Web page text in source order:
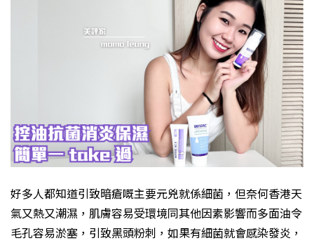
好多人都知道引致暗瘡嘅主要元兇就係細菌，但奈何香港天
氣又熱又潮濕，肌膚容易受環境同其他因素影響而多面油令
毛孔容易淤塞，引致黑頭粉刺，如果有細菌就會感染發炎，